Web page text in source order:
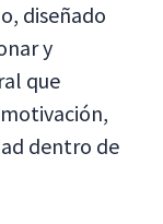
diseñado
y
que
dentro de